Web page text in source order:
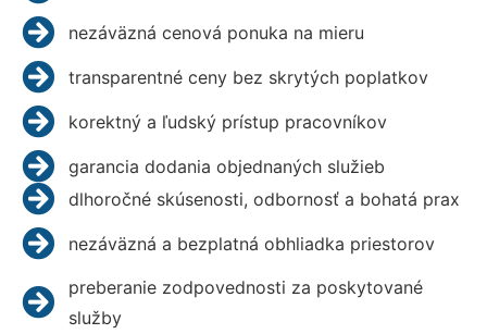
nezáväzná cenová ponuka na mieru
transparentné ceny bez skrytých poplatkov
korektný a ľudský prístup pracovníkov
garancia dodania objednaných služieb
dlhoročné skúsenosti, odbornosť a bohatá prax
nezáväzná a bezplatná obhliadka priestorov
preberanie zodpovednosti za poskytované
služby